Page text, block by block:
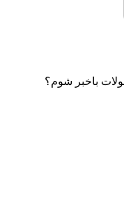
باخبر شوم؟